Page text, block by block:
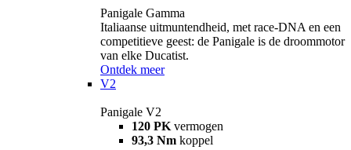
Panigale Gamma
Italiaanse uitmuntendheid, met race-DNA en een
competitieve geest: de Panigale is de droommotor
van elke Ducatist.
Ontdek meer
V2
Panigale V2
120 PK vermogen
93,3 Nm koppel